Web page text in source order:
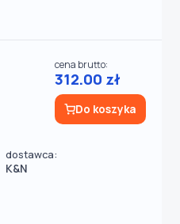
dostawca:
K&N
cena brutto:
312.00 zł
Do koszyka